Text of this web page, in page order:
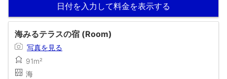
日付を入力して料金を表示する
海みるテラスの宿 (Room)
写真を見る
91m²
海